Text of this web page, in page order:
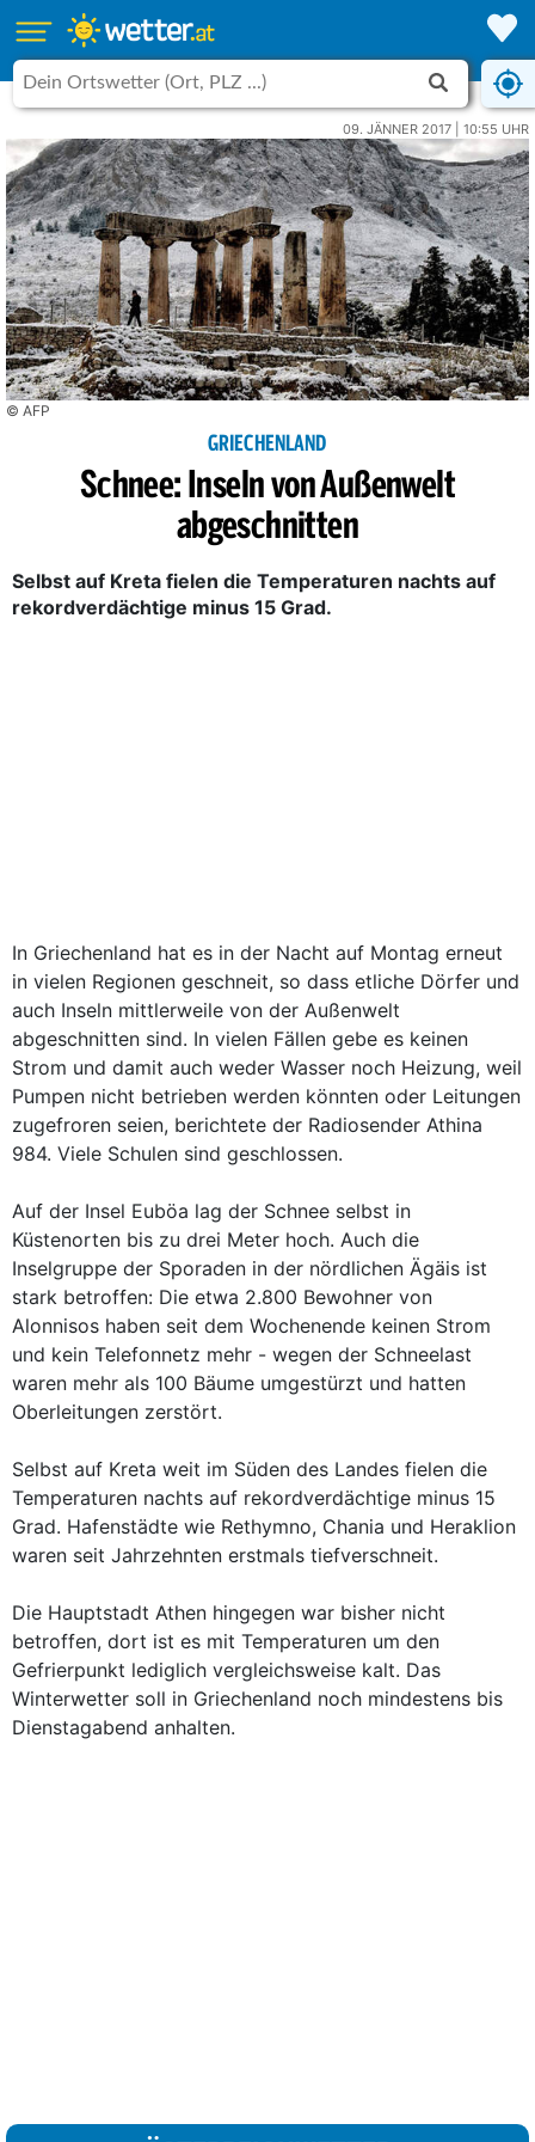
09. JÄNNER 2017 | 10:55 UHR
© AFP
GRIECHENLAND
Schnee: Inseln von Außenwelt
abgeschnitten
Selbst auf Kreta fielen die Temperaturen nachts auf
rekordverdächtige minus 15 Grad.
In Griechenland hat es in der Nacht auf Montag erneut
in vielen Regionen geschneit, so dass etliche Dörfer und
auch Inseln mittlerweile von der Außenwelt
abgeschnitten sind. In vielen Fällen gebe es keinen
Strom und damit auch weder Wasser noch Heizung, weil
Pumpen nicht betrieben werden könnten oder Leitungen
zugefroren seien, berichtete der Radiosender Athina
984. Viele Schulen sind geschlossen.
Auf der Insel Euböa lag der Schnee selbst in
Küstenorten bis zu drei Meter hoch. Auch die
Inselgruppe der Sporaden in der nördlichen Ägäis ist
stark betroffen: Die etwa 2.800 Bewohner von
Alonnisos haben seit dem Wochenende keinen Strom
und kein Telefonnetz mehr - wegen der Schneelast
waren mehr als 100 Bäume umgestürzt und hatten
Oberleitungen zerstört.
Selbst auf Kreta weit im Süden des Landes fielen die
Temperaturen nachts auf rekordverdächtige minus 15
Grad. Hafenstädte wie Rethymno, Chania und Heraklion
waren seit Jahrzehnten erstmals tiefverschneit.
Die Hauptstadt Athen hingegen war bisher nicht
betroffen, dort ist es mit Temperaturen um den
Gefrierpunkt lediglich vergleichsweise kalt. Das
Winterwetter soll in Griechenland noch mindestens bis
Dienstagabend anhalten.